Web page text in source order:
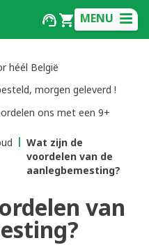
MENU
héél België
morgen geleverd !
ons met een 9+
Wat zijn de
voordelen van de
aanlegbemesting?
van